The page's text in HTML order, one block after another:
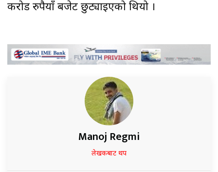
करोड रुपैयाँ बजेट छुट्याइएको थियो ।
Manoj Regmi
लेखकबाट थप